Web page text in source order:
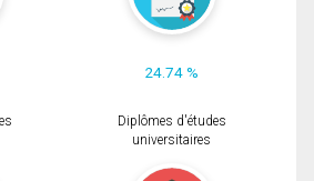
24.74 %
Diplômes d'études
universitaires